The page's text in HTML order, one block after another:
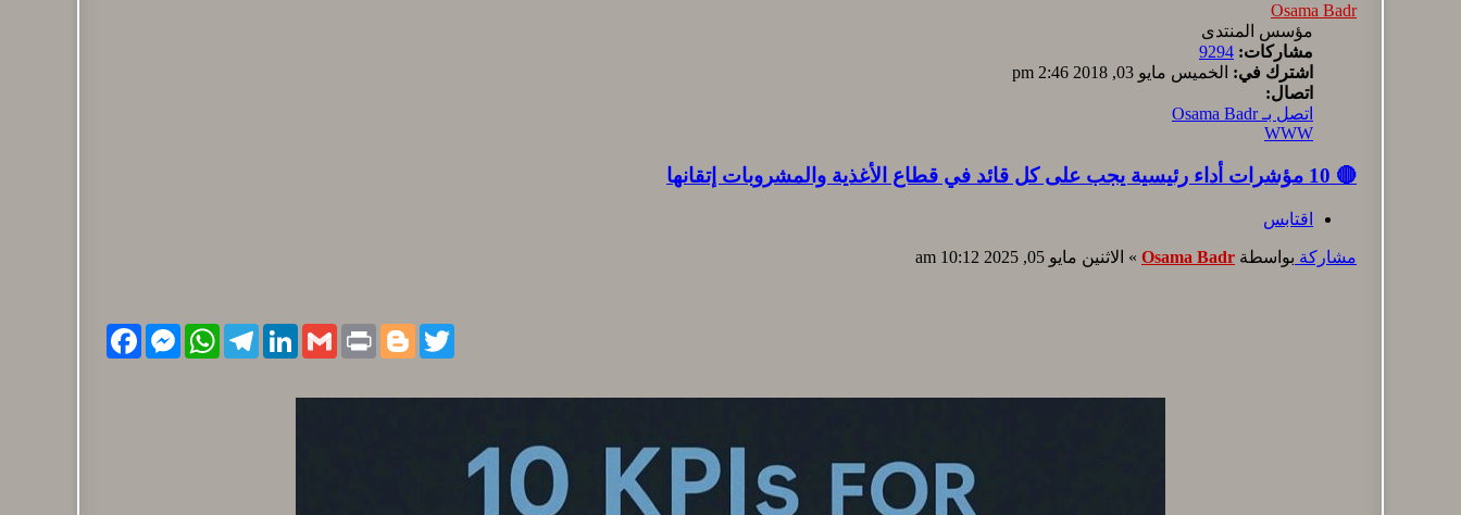
Osama Badr
مؤسس المنتدى
مشاركات: 9294
اشترك في: الخميس مايو 03, 2018 2:46 pm
اتصال:
اتصل بـ Osama Badr
WWW
🔴 10 مؤشرات أداء رئيسية يجب على كل قائد في قطاع الأغذية والمشروبات إتقانها
اقتابس
مشاركة بواسطة Osama Badr
» الاثنين مايو 05, 2025 10:12 am
Facebook
MessengerWhatsAppTelegramLinkedInGmail PrintBloggerTwitter